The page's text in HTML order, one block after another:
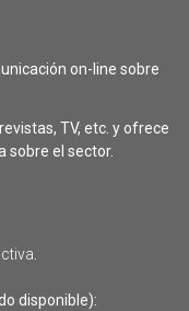
on-line sobre
TV, etc. y ofrece
sobre el sector.
disponible):